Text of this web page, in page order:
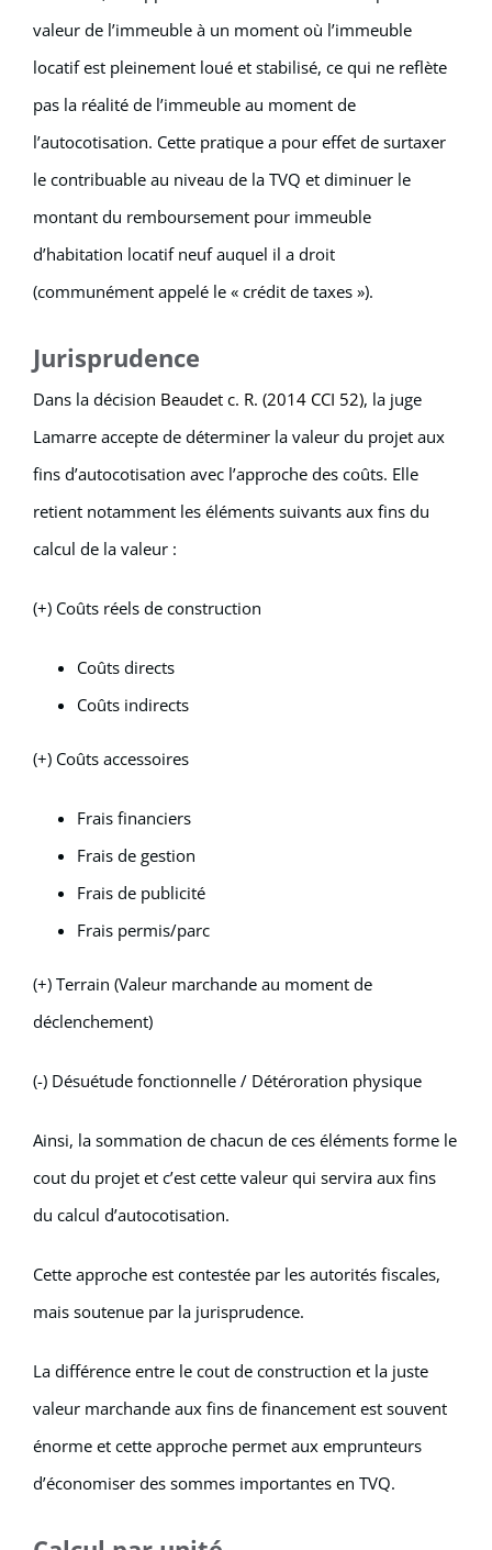
valeur de l’immeuble à un moment où l’immeuble
locatif est pleinement loué et stabilisé, ce qui ne reflète
pas la réalité de l’immeuble au moment de
l’autocotisation. Cette pratique a pour effet de surtaxer
le contribuable au niveau de la TVQ et diminuer le
montant du remboursement pour immeuble
d’habitation locatif neuf auquel il a droit
(communément appelé le « crédit de taxes »).
Jurisprudence
Dans la décision Beaudet c. R. (2014 CCI 52), la juge
Lamarre accepte de déterminer la valeur du projet aux
fins d’autocotisation avec l’approche des coûts. Elle
retient notamment les éléments suivants aux fins du
calcul de la valeur :
(+) Coûts réels de construction
Coûts directs
Coûts indirects
(+) Coûts accessoires
Frais financiers
Frais de gestion
Frais de publicité
Frais permis/parc
(+) Terrain (Valeur marchande au moment de
déclenchement)
(-) Désuétude fonctionnelle / Détéroration physique
Ainsi, la sommation de chacun de ces éléments forme le
cout du projet et c’est cette valeur qui servira aux fins
du calcul d’autocotisation.
Cette approche est contestée par les autorités fiscales,
mais soutenue par la jurisprudence.
La différence entre le cout de construction et la juste
valeur marchande aux fins de financement est souvent
énorme et cette approche permet aux emprunteurs
d’économiser des sommes importantes en TVQ.